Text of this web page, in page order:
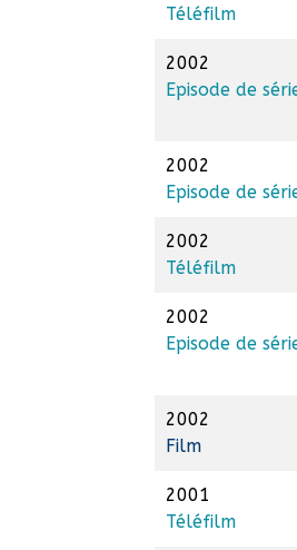
Téléfilm
2002
Episode de
2002
Episode de
2002
Téléfilm
2002
Episode de
2002
Film
2001
Téléfilm